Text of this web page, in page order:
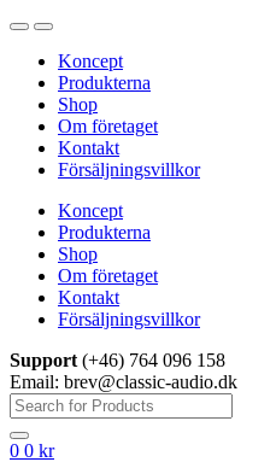
Hoppa
navigering
Hoppa
innehållKoncept
Produkterna
Shop
Om företaget
Kontakt
Försäljningsvillkor
Koncept
Produkterna
Shop
Om företaget
Kontakt
Försäljningsvillkor
Support (+46) 764 096 158
Email: brev@classic-audio.dk
Sök
efter:
0 0 kr